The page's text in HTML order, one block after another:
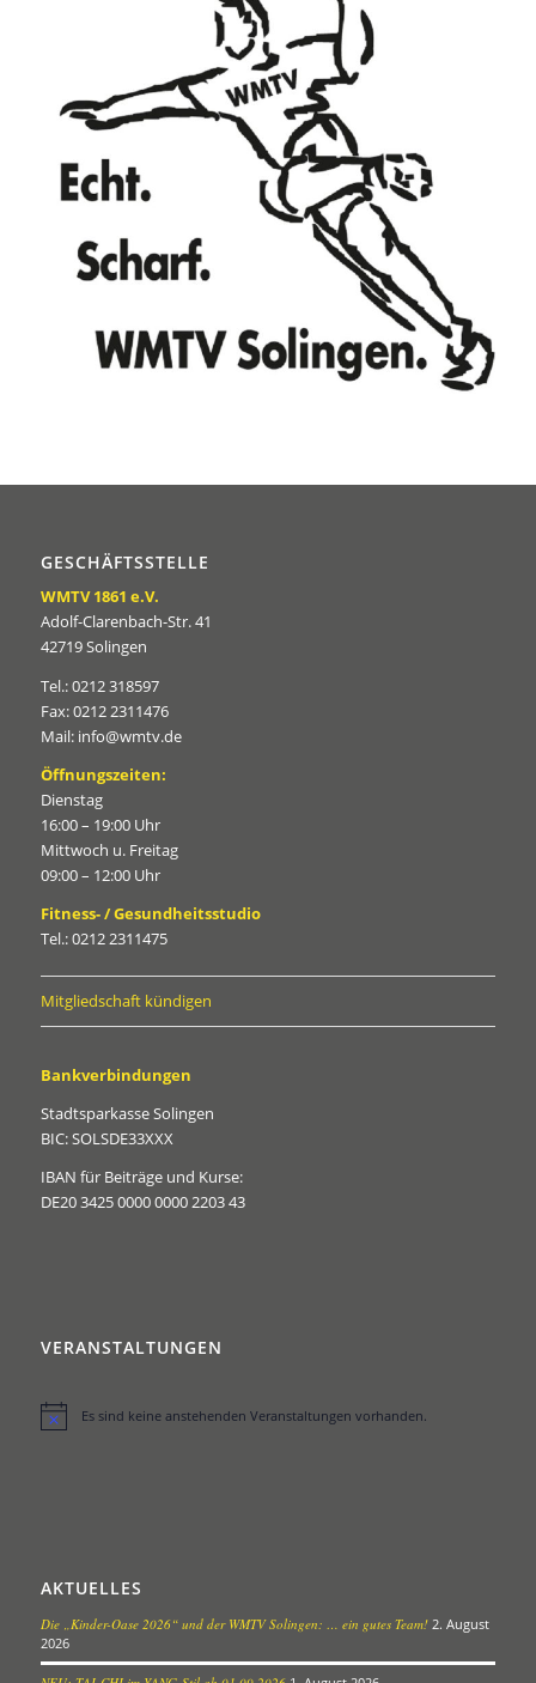
GESCHÄFTSSTELLE
WMTV 1861 e.V.
Adolf-Clarenbach-Str. 41
42719 Solingen
Tel.: 0212 318597
Fax: 0212 2311476
Mail: info@wmtv.de
Öffnungszeiten:
Dienstag
16:00 – 19:00 Uhr
Mittwoch u. Freitag
09:00 – 12:00 Uhr
Fitness- / Gesundheitsstudio
Tel.: 0212 2311475
Mitgliedschaft kündigen
Bankverbindungen
Stadtsparkasse Solingen
BIC: SOLSDE33XXX
IBAN für Beiträge und Kurse:
DE20 3425 0000 0000 2203 43
VERANSTALTUNGEN
HinweisEs sind keine anstehenden Veranstaltungen vorhanden.
AKTUELLES
Die „Kinder-Oase 2026“ und der WMTV Solingen: … ein gutes Team! 2. August
2026